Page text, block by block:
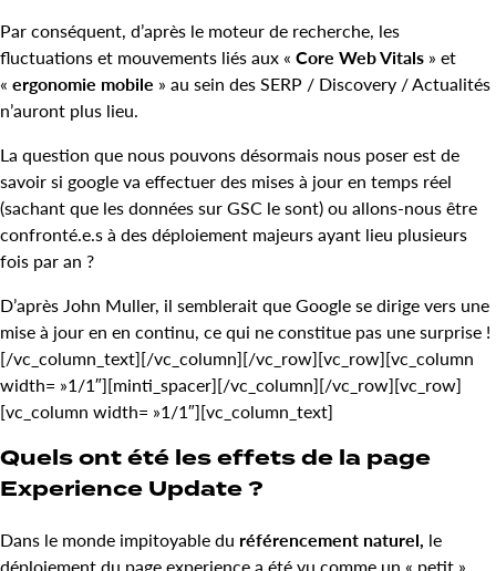
Par conséquent, d’après le moteur de recherche, les
fluctuations et mouvements liés aux « Core Web Vitals » et
« ergonomie mobile » au sein des SERP / Discovery / Actualités
n’auront plus lieu.
La question que nous pouvons désormais nous poser est de
savoir si google va effectuer des mises à jour en temps réel
(sachant que les données sur GSC le sont) ou allons-nous être
confronté.e.s à des déploiement majeurs ayant lieu plusieurs
fois par an ?
D’après John Muller, il semblerait que Google se dirige vers une
mise à jour en en continu, ce qui ne constitue pas une surprise !
[/vc_column_text][/vc_column][/vc_row][vc_row][vc_column
width= »1/1″][minti_spacer][/vc_column][/vc_row][vc_row]
[vc_column width= »1/1″][vc_column_text]
Quels ont été les effets de la page
Experience Update ?
Dans le monde impitoyable du référencement naturel, le
déploiement du page experience a été vu comme un « petit »